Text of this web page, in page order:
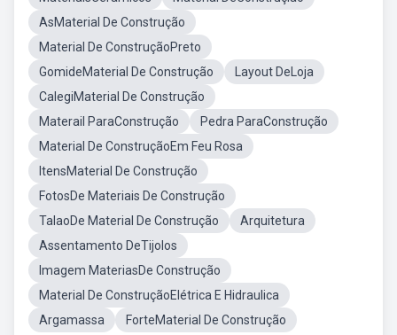
AsMaterial De Construção
Material De ConstruçãoPreto
GomideMaterial De Construção
Layout DeLoja
CalegiMaterial De Construção
Materail ParaConstrução
Pedra ParaConstrução
Material De ConstruçãoEm Feu Rosa
ItensMaterial De Construção
FotosDe Materiais De Construção
TalaoDe Material De Construção
Arquitetura
Assentamento DeTijolos
Imagem MateriasDe Construção
Material De ConstruçãoElétrica E Hidraulica
Argamassa
ForteMaterial De Construção